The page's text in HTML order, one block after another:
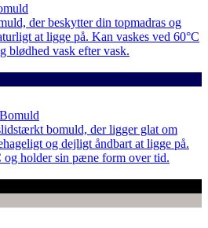
der beskytter din topmadras og
at ligge på. Kan vaskes ved 60°C
blødhed vask efter vask.
bomuld, der ligger glat om
og dejligt åndbart at ligge på.
og holder sin pæne form over tid.